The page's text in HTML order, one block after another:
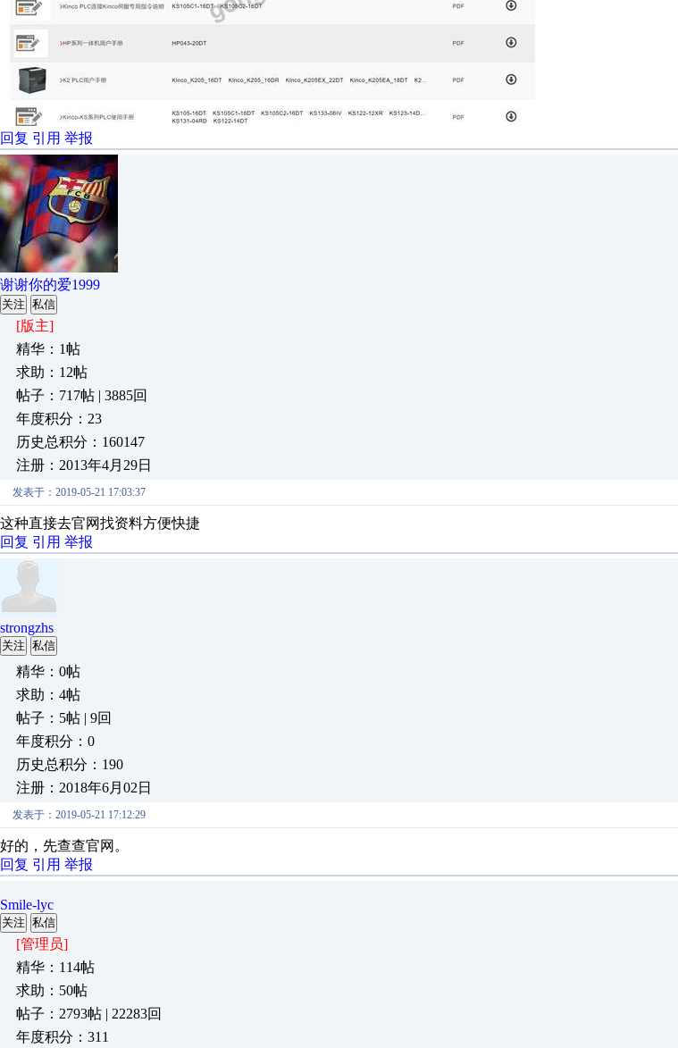
回复 引用 举报
谢谢你的爱1999
关注 私信
[版主]
精华：1帖
求助：12帖
帖子：717帖 | 3885回
年度积分：23
历史总积分：160147
注册：2013年4月29日
发表于：2019-05-21 17:03:37
这种直接去官网找资料方便快捷
回复 引用 举报
strongzhs
关注 私信
精华：0帖
求助：4帖
帖子：5帖 | 9回
年度积分：0
历史总积分：190
注册：2018年6月02日
发表于：2019-05-21 17:12:29
好的，先查查官网。
回复 引用 举报
Smile-lyc
关注 私信
[管理员]
精华：114帖
求助：50帖
帖子：2793帖 | 22283回
年度积分：311